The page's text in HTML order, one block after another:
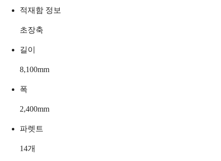
적재함 정보
초장축
길이
8,100mm
폭
2,400mm
파렛트
14개